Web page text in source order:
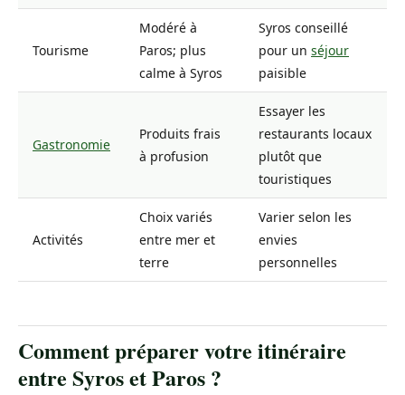
Tourisme
Modéré à
Paros; plus
calme à Syros
Syros conseillé
pour un séjour
paisible
Gastronomie
Produits frais
à profusion
Essayer les
restaurants locaux
plutôt que
touristiques
Activités
Choix variés
entre mer et
terre
Varier selon les
envies
personnelles
Comment préparer votre itinéraire
entre Syros et Paros ?